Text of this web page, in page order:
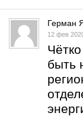
Герман
12 фев
быть